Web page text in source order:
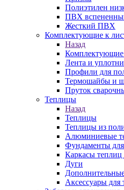
Полиэтилен
ПВХ
Жесткий ПВХ
Комплектующие к
Назад
Комплектующие
Лента и
Профили для
Термошайбы и
Пруток
Теплицы
Назад
Теплицы
Теплицы из
Алюминиевые
Фундаменты
Каркасы теплиц
Дуги
Аксессуары для